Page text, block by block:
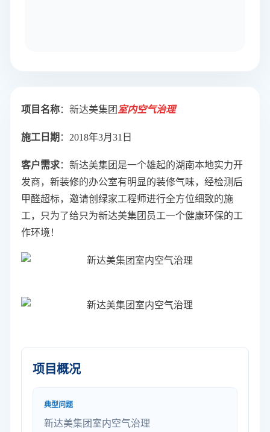
项目名称：新达美集团 室内空气治理
施工日期 ：2018年3月31日
客户需求： 新达美集团 是一个雄起的湖南本地实力开
发商，新装修的办公室有明显的装修气味，经检测后
甲醛超标，邀请创绿家工程师进行全方位细致的施
工，只为了给只为新达美集团员工一个健康环保的工
作环境！
项目概况
典型问题
新达美集团室内空气治理